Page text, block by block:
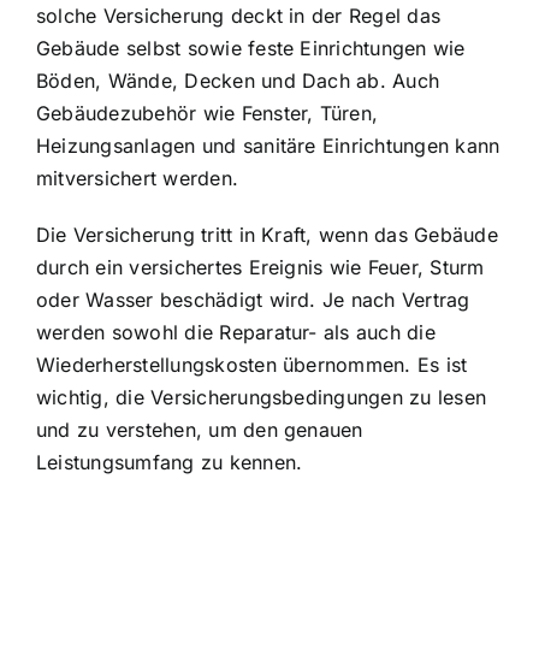
solche Versicherung deckt in der Regel das
Gebäude selbst sowie feste Einrichtungen wie
Böden, Wände, Decken und Dach ab. Auch
Gebäudezubehör wie Fenster, Türen,
Heizungsanlagen und sanitäre Einrichtungen kann
mitversichert werden.
Die Versicherung tritt in Kraft, wenn das Gebäude
durch ein versichertes Ereignis wie Feuer, Sturm
oder Wasser beschädigt wird. Je nach Vertrag
werden sowohl die Reparatur- als auch die
Wiederherstellungskosten übernommen. Es ist
wichtig, die Versicherungsbedingungen zu lesen
und zu verstehen, um den genauen
Leistungsumfang zu kennen.